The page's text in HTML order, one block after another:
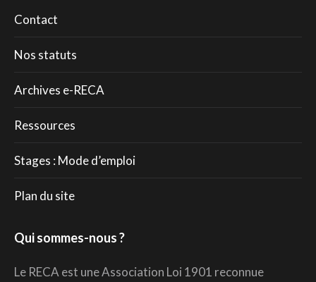
Contact
Nos statuts
Archives e-RECA
Ressources
Stages : Mode d’emploi
Plan du site
Qui sommes-nous ?
Le RECA est une Association Loi 1901 reconnue